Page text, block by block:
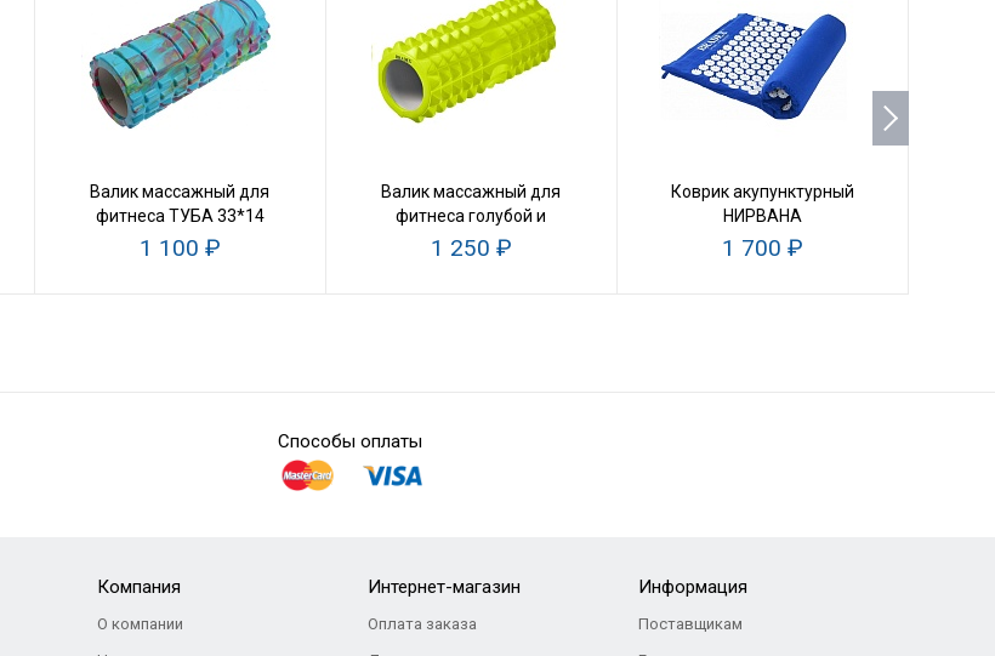
Валик массажный для
фитнеса ТУБА 33*14
1 100 ₽
Валик массажный для
фитнеса голубой и
салатовый
1 250 ₽
Коврик акупунктурный
НИРВАНА
1 700 ₽
Способы оплаты
Компания
О компании
Интернет-магазин
Оплата заказа
Информация
Поставщикам